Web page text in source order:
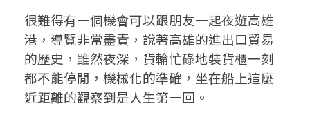
很難得有一個機會可以跟朋友一起夜遊高雄
港，導覽非常盡責，說著高雄的進出口貿易
的歷史，雖然夜深，貨輪忙碌地裝貨櫃一刻
都不能停閒，機械化的準確，坐在船上這麼
近距離的觀察到是人生第一回。